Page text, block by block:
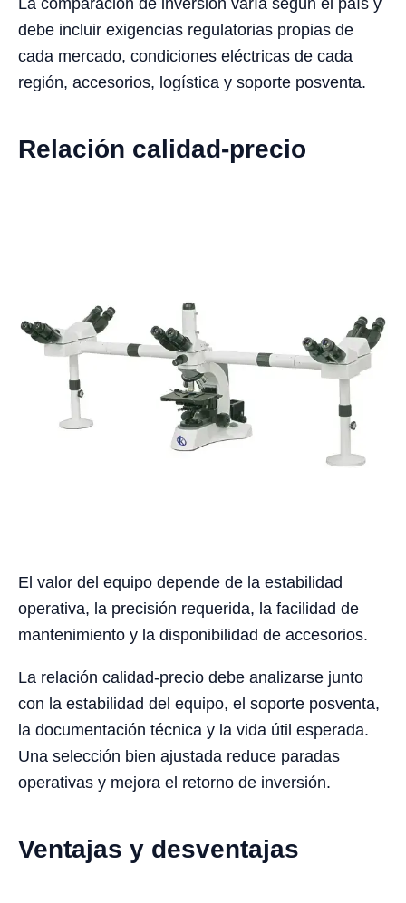
La comparación de inversión varía según el país y
debe incluir exigencias regulatorias propias de
cada mercado, condiciones eléctricas de cada
región, accesorios, logística y soporte posventa.
Relación calidad-precio
El valor del equipo depende de la estabilidad
operativa, la precisión requerida, la facilidad de
mantenimiento y la disponibilidad de accesorios.
La relación calidad-precio debe analizarse junto
con la estabilidad del equipo, el soporte posventa,
la documentación técnica y la vida útil esperada.
Una selección bien ajustada reduce paradas
operativas y mejora el retorno de inversión.
Ventajas y desventajas